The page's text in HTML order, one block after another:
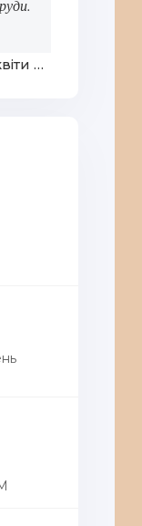
© Голлі Рінґланд. Втрачені квіти Еліс Гарт